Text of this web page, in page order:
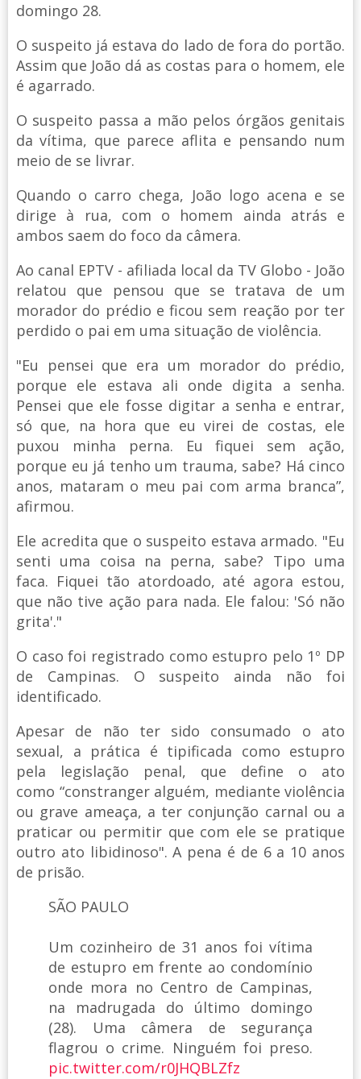
domingo 28.
O suspeito já estava do lado de fora do portão.
Assim que João dá as costas para o homem, ele
é agarrado.
O suspeito passa a mão pelos órgãos genitais
da vítima, que parece aflita e pensando num
meio de se livrar.
Quando o carro chega, João logo acena e se
dirige à rua, com o homem ainda atrás e
ambos saem do foco da câmera.
Ao canal EPTV - afiliada local da TV Globo - João
relatou que pensou que se tratava de um
morador do prédio e ficou sem reação por ter
perdido o pai em uma situação de violência.
"Eu pensei que era um morador do prédio,
porque ele estava ali onde digita a senha.
Pensei que ele fosse digitar a senha e entrar,
só que, na hora que eu virei de costas, ele
puxou minha perna. Eu fiquei sem ação,
porque eu já tenho um trauma, sabe? Há cinco
anos, mataram o meu pai com arma branca”,
afirmou.
Ele acredita que o suspeito estava armado. "Eu
senti uma coisa na perna, sabe? Tipo uma
faca. Fiquei tão atordoado, até agora estou,
que não tive ação para nada. Ele falou: 'Só não
grita'."
O caso foi registrado como estupro pelo 1º DP
de Campinas. O suspeito ainda não foi
identificado.
Apesar de não ter sido consumado o ato
sexual, a prática é tipificada como estupro
pela legislação penal, que define o ato
como “constranger alguém, mediante violência
ou grave ameaça, a ter conjunção carnal ou a
praticar ou permitir que com ele se pratique
outro ato libidinoso". A pena é de 6 a 10 anos
de prisão.
SÃO PAULO
Um cozinheiro de 31 anos foi vítima
de estupro em frente ao condomínio
onde mora no Centro de Campinas,
na madrugada do último domingo
(28). Uma câmera de segurança
flagrou o crime. Ninguém foi preso.
pic.twitter.com/r0JHQBLZfz